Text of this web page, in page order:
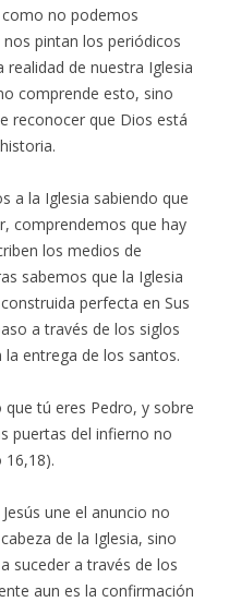
no podemos
pintan los periódicos
realidad de nuestra Iglesia
comprende esto, sino
reconocer que Dios está
a la Iglesia sabiendo que
comprendemos que hay
los medios de
sabemos que la Iglesia
perfecta en Sus
a través de los siglos
entrega de los santos.
que tú eres Pedro, y sobre
puertas del infierno no
16,18).
une el anuncio no
de la Iglesia, sino
suceder a través de los
aun es la confirmación